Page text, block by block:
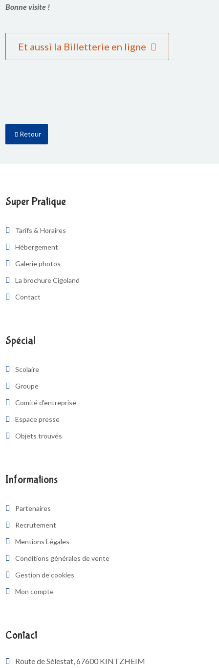
Bonne visite !
Et aussi la Billetterie en ligne
Retour
Super Pratique
Tarifs & Horaires
Hébergement
Galerie photos
La brochure Cigoland
Contact
Spécial
Scolaire
Groupe
Comité d'entreprise
Espace presse
Objets trouvés
Informations
Partenaires
Recrutement
Mentions Légales
Conditions générales de vente
Gestion de cookies
Mon compte
Contact
Route de Sélestat, 67600 KINTZHEIM